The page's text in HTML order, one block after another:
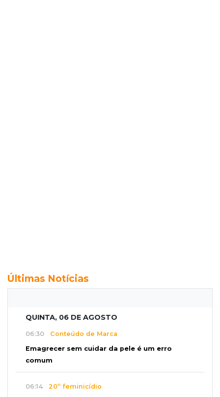
Últimas Notícias
QUINTA, 06 DE AGOSTO
06:30 Conteúdo de Marca
Emagrecer sem cuidar da pele é um erro
comum
06:14 20º feminicídio